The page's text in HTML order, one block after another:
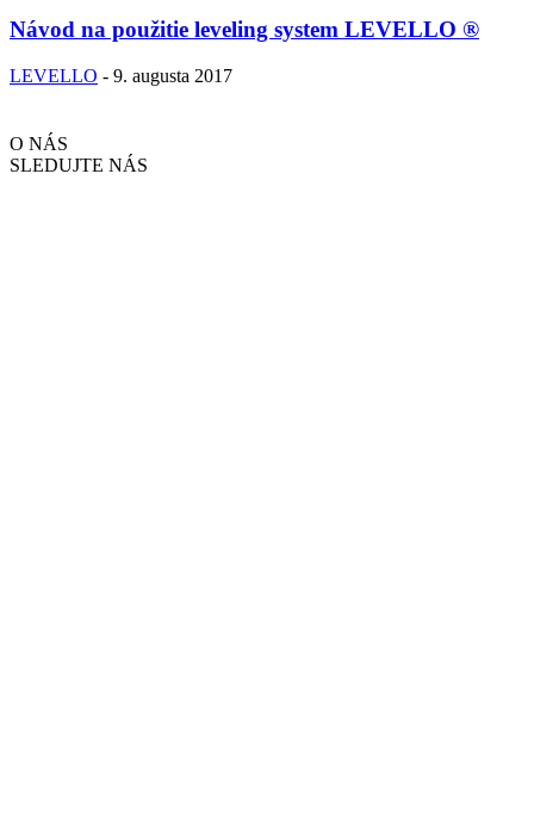
Návod na použitie leveling system LEVELLO ®
LEVELLO - 9. augusta 2017
O NÁS
SLEDUJTE NÁS